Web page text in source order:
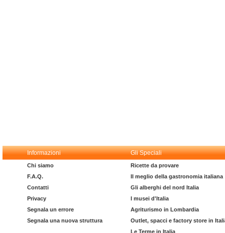
Informazioni Gli Speciali
Chi siamo
F.A.Q.
Contatti
Privacy
Segnala un errore
Segnala una nuova struttura
Ricette da provare
Il meglio della gastronomia italiana
Gli alberghi del nord Italia
I musei d'Italia
Agriturismo in Lombardia
Outlet, spacci e factory store in
Le Terme in Italia